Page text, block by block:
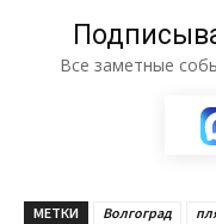
Все заметные
МЕТКИ Волгоград